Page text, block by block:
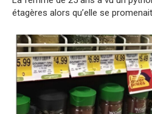
étagères alors qu’elle se